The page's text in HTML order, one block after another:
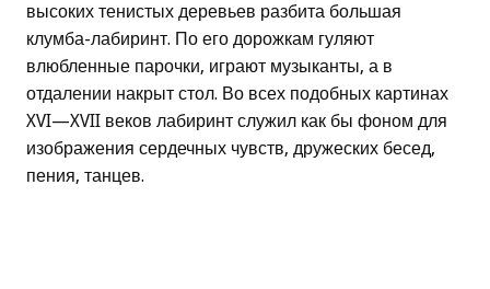
высоких тенистых деревьев разбита большая
клумба-лабиринт. По его дорожкам гуляют
влюбленные парочки, играют музыканты, а в
отдалении накрыт стол. Во всех подобных картинах
XVI—XVII веков лабиринт служил как бы фоном для
изображения сердечных чувств, дружеских бесед,
пения, танцев.